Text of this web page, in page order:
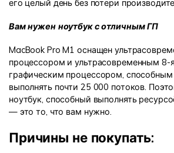
его целый день без потери
Вам нужен ноутбук с отличным ГП
MacBook Pro M1 оснащен
процессором и ультрасовременным 8-
графическим процессором,
выполнять почти 25 000 потоков.
ноутбук, способный выполнять
— это то, что вам нужно.
Причины не покупать: